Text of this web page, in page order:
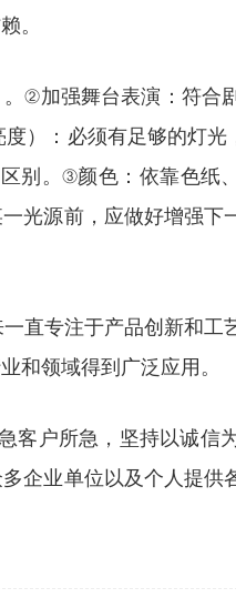
。
②加强舞台表演：符合
）：必须有足够的灯
别。③颜色：依靠色
光源前，应做好增强
直专注于产品创新和
和领域得到广泛应用。
户所急，坚持以诚信
企业单位以及个人提供